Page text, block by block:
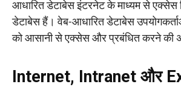
आधारित डेटाबेस इंटरनेट के माध्यम से एक्सेस
डेटाबेस हैं। वेब-आधारित डेटाबेस
को आसानी से एक्सेस और प्रबंधित करने की
Internet, Intranet और